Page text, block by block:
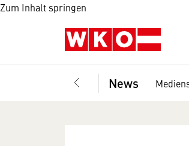
Zum Inhalt springen
News